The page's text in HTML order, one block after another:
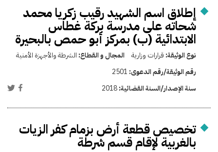
إطلاق اسم الشهيد رقيب زكريا محمد
شحاته على مدرسة بركة غطاس
الابتدائية (ب) بمركز أبو حمص بالبحيرة
نوع الوثيقة: قرارات وزارية المجال و القطاع: الشرطة والأجهزة الأمنية
رقم الوثيقة/رقم الدعوى: 2501
سنة الإصدار/السنة القضائية:2018
تخصيص قطعة أرض بزمام كفر الزيات
بالغربية لإقام قسم شرطة